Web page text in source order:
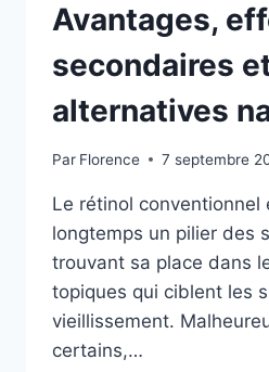
Avantages,
secondaires
alternatives
Par Florence 7 septembre
Le rétinol conventionnel
longtemps un pilier des
trouvant sa place dans
topiques qui ciblent les
vieillissement.
certains,…